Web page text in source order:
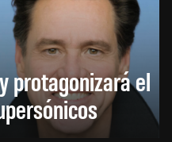
protagonizará el